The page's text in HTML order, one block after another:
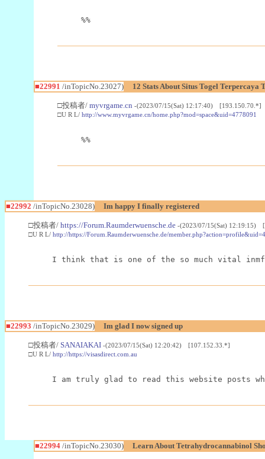
%%
■22991 /inTopicNo.23027) 12 Stats About Situs Togel Terpercaya
□投稿者/ myvrgame.cn -(2023/07/15(Sat) 12:17:40) [193.150.70.*]
□U R L/ http://www.myvrgame.cn/home.php?mod=space&uid=4778091
%%
■22992 /inTopicNo.23028) Im happy I finally registered
□投稿者/ https://Forum.Raumderwuensche.de -(2023/07/15(Sat) 12:19:15)
□U R L/ http://https://Forum.Raumderwuensche.de/
I think that is one of the so much vital
■22993 /inTopicNo.23029) Im glad I now signed up
□投稿者/ SANAIAKAI -(2023/07/15(Sat) 12:20:42) [107.152.33.*]
□U R L/ http://https://visasdirect.com.au
I am truly glad to read this website posts
■22994/inTopicNo.23030) Learn About Tetrahydrocannabinol